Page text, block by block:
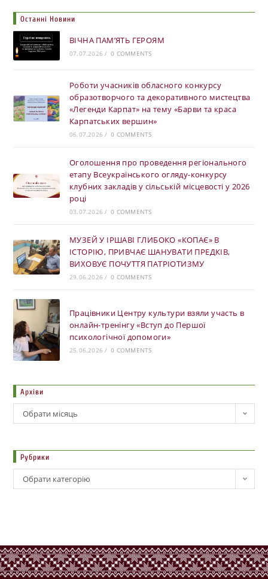
Останні Новини
ВІЧНА ПАМ’ЯТЬ ГЕРОЯМ
07.07.2026 / 0 COMMENTS
Роботи учасників обласного конкурсу
образотворчого та декоративного мистецтва
«Легенди Карпат» на тему «Барви та краса
Карпатських вершин»
06.07.2026 / 0 COMMENTS
Оголошення про проведення регіонального
етапу Всеукраїнського огляду-конкурсу
клубних закладів у сільській місцевості у 2026
році
03.07.2026 / 0 COMMENTS
МУЗЕЙ У ІРШАВІ ГЛИБОКО «КОПАЄ» В
ІСТОРІЮ, ПРИВЧАЄ ШАНУВАТИ ПРЕДКІВ,
ВИХОВУЄ ПОЧУТТЯ ПАТРІОТИЗМУ
29.06.2026 / 0 COMMENTS
Працівники Центру культури взяли участь в
онлайн-тренінгу «Вступ до Першої
психологічної допомоги»
25.06.2026 / 0 COMMENTS
Архіви
Обрати місяць
Рубрики
Обрати категорію